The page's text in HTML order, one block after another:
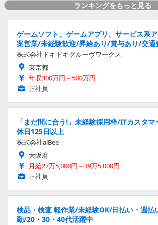
ランキングをもっと見る
ゲームソフト、ゲームアプリ、サービス系
案営業/未経験歓迎/昇給あり/賞与あり/交通
株式会社ドキドキグルーヴワークス
東京都
年収300万円～500万円
正社員
「まだ間に合う!」未経験採用枠/ITカスタ
休日125日以上
株式会社alBee
大阪府
月給27万5,000円～39万5,000円
正社員
検品・検査 軽作業/未経験OK/日払い・週払
勤/20・30・40代活躍中